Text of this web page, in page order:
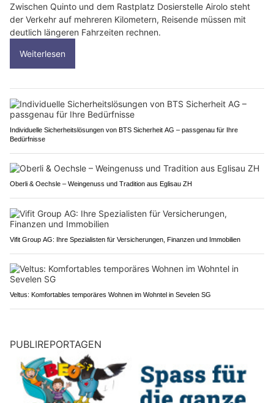
Zwischen Quinto und dem Rastplatz Dosierstelle Airolo steht
der Verkehr auf mehreren Kilometern, Reisende müssen mit
deutlich längeren Fahrzeiten rechnen.
Weiterlesen
Individuelle Sicherheitslösungen von BTS Sicherheit AG – passgenau für Ihre
Bedürfnisse
Oberli & Oechsle – Weingenuss und Tradition aus Eglisau ZH
Vifit Group AG: Ihre Spezialisten für Versicherungen, Finanzen und Immobilien
Veltus: Komfortables temporäres Wohnen im Wohntel in Sevelen SG
PUBLIREPORTAGEN